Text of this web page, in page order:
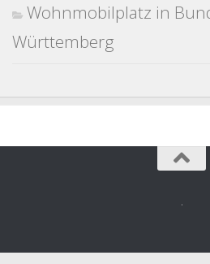
Wohnmobilplatz in
Württemberg
.